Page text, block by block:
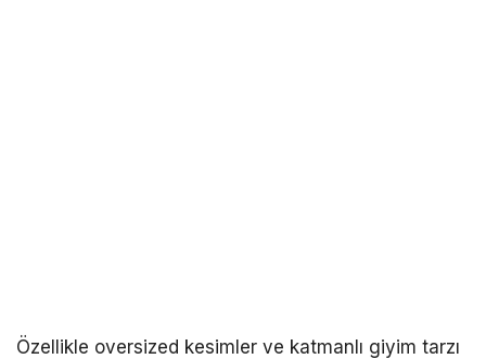
Özellikle oversized kesimler ve katmanlı giyim tarzı